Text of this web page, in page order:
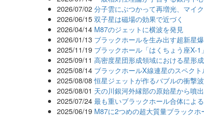
2026/07/02 分子雲にぶつかって再増光、マイ
2026/06/15 双子星は磁場の効果で近づく
2026/04/14 M87のジェットに横波を発見
2026/01/13 ブラックホールを生み出す超新星
2025/11/19 ブラックホール「はくちょう座X-
2025/09/11 高密度星団形成領域における星形
2025/08/14 ブラックホールX線連星のスペク
2025/08/08 恒星ジェットが作るバブルの衝撃
2025/08/01 天の川銀河外縁部の原始星から噴
2025/07/24 最も重いブラックホール合体によ
2025/06/19 M87に2つめの超大質量ブラック